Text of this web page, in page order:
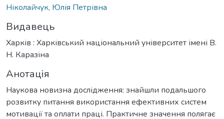
Ніколайчук, Юлія Петрівна
Видавець
Харків : Харківський національний університет імені В.
Н. Каразіна
Анотація
Наукова новизна дослідження: знайшли подальшого
розвитку питання використання ефективних систем
мотивації та оплати праці. Практичне значення полягає